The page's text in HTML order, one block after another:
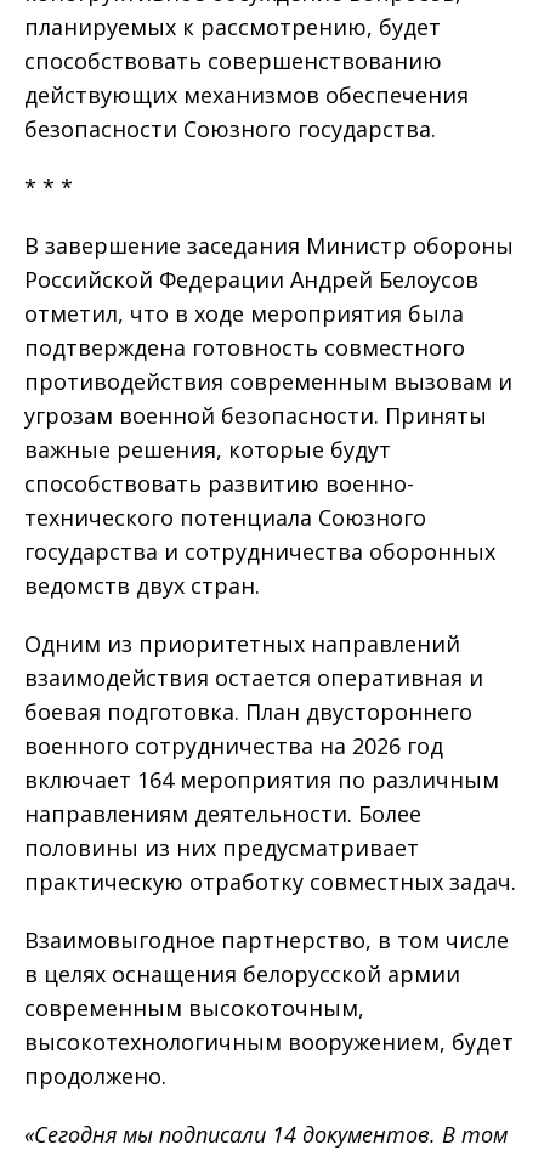
планируемых к рассмотрению, будет
способствовать совершенствованию
действующих механизмов обеспечения
безопасности Союзного государства.
* * *
В завершение заседания Министр обороны
Российской Федерации Андрей Белоусов
отметил, что в ходе мероприятия была
подтверждена готовность совместного
противодействия современным вызовам и
угрозам военной безопасности. Приняты
важные решения, которые будут
способствовать развитию военно-
технического потенциала Союзного
государства и сотрудничества оборонных
ведомств двух стран.
Одним из приоритетных направлений
взаимодействия остается оперативная и
боевая подготовка. План двустороннего
военного сотрудничества на 2026 год
включает 164 мероприятия по различным
направлениям деятельности. Более
половины из них предусматривает
практическую отработку совместных задач.
Взаимовыгодное партнерство, в том числе
в целях оснащения белорусской армии
современным высокоточным,
высокотехнологичным вооружением, будет
продолжено.
«Сегодня мы подписали 14 документов. В том